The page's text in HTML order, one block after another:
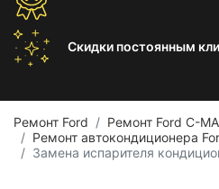
Скидки постоянным
Ремонт Ford
Ремонт Ford C-
Ремонт автокондиционера
Замена испарителя